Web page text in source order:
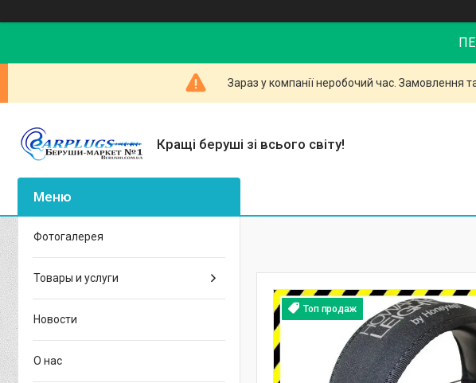
Зараз у компанії неробочий час. Замовлення
Кращі беруші зі всього світу!
Топ продаж
Фотогалерея
Товары и услуги
Новости
О нас